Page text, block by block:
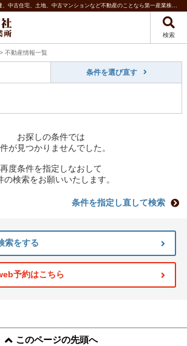
久本小学校｜川崎市の新築一戸建、中古住宅、土地、中古マンションなど不動産のことなら第一産業株式会社 中原営業所
検索
> 不動産情報一覧
条件を選び直す
お探しの条件では
が見つかりませんでした。
再度条件を指定しなおして
の検索をお願いいたします。
条件を指定し直して検索
索をする
予約はこちら
このページの先頭へ